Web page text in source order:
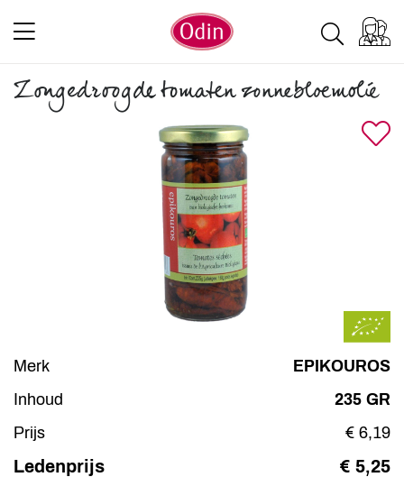
Zongedroogde tomaten zonnebloemolie
Merk
EPIKOUROS
Inhoud
235 GR
Prijs
€ 6,19
Ledenprijs € 5,25